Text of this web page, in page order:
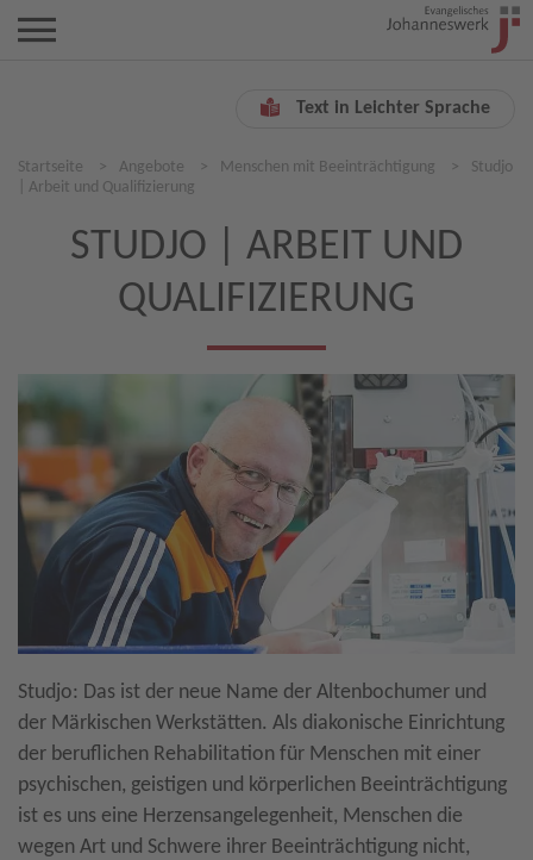
Text in Leichter Sprache
Startseite > Angebote > Menschen mit Beeinträchtigung >
Studjo
| Arbeit und Qualifizierung
STUDJO | ARBEIT UND
QUALIFIZIERUNG
Studjo: Das ist der neue Name der Altenbochumer und
der Märkischen Werkstätten. Als diakonische Einrichtung
der beruflichen Rehabilitation für Menschen mit einer
psychischen, geistigen und körperlichen Beeinträchtigung
ist es uns eine Herzensangelegenheit, Menschen die
wegen Art und Schwere ihrer Beeinträchtigung nicht,